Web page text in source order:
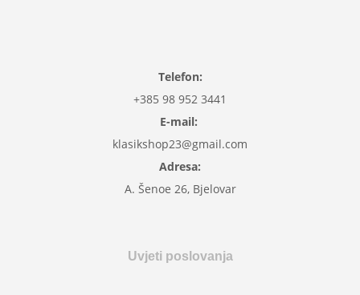
Telefon:
+385 98 952 3441
E-mail:
klasikshop23@gmail.com
Adresa:
A. Šenoe 26, Bjelovar
Uvjeti poslovanja